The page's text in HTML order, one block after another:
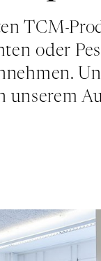
TCM-
oder
unserem